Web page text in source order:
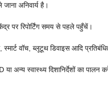
अनिवार्य है।
केंद्र पर रिपोर्टिंग समय से पहले पहुँचें।
स्मार्ट वॉच, ब्लूटूथ डिवाइस आदि
या अन्य स्वास्थ्य दिशानिर्देशों का पालन